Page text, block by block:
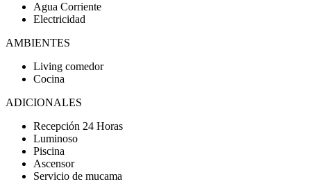
Agua Corriente
Electricidad
AMBIENTES
Living comedor
Cocina
ADICIONALES
Recepción 24 Horas
Luminoso
Piscina
Ascensor
Servicio de mucama